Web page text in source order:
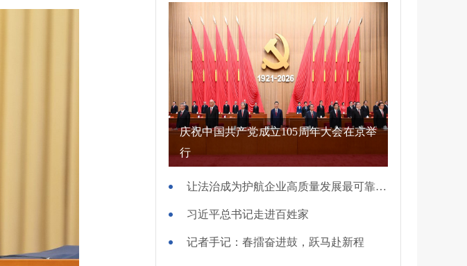
庆祝中国共产党成立105周年大会在京举
行
让法治成为护航企业高质量发展最可靠保障——国新办发布会介绍规范涉企行政执法专项行动有关情况
习近平总书记走进百姓家
记者手记：春擂奋进鼓，跃马赴新程